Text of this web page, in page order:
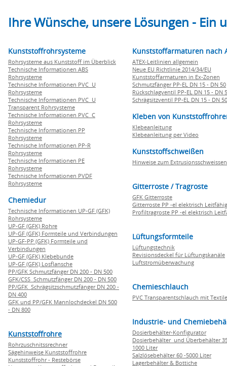
Ihre Wünsche, unsere Lösungen -
Kunststoffrohrsysteme
Rohrsysteme aus Kunststoff im Überblick
Technische Informationen ABS
Rohrsysteme
Technische Informationen PVC U
Rohrsysteme
Technische Informationen PVC U
Transparent Rohrsysteme
Technische Informationen PVC C
Rohrsysteme
Technische Informationen PP
Rohrsysteme
Technische Informationen PP-R
Rohrsysteme
Technische Informationen PE
Rohrsysteme
Technische Informationen PVDF
Rohrsysteme
Chemiedur
Technische Informationen UP-GF (GFK)
Rohrsysteme
UP-GF (GFK) Rohre
UP-GF (GFK) Formteile und Verbindungen
UP-GF-PP (GFK) Formteile und
Verbindungen
UP-GF (GFK) Klebebunde
UP-GF (GFK) Losflansche
PP/GFK Schmutzfänger DN 200 - DN 500
GFK/CSS Schmutzfänger DN 200 - DN 500
PP/GFK Schrägsitzschmutzfänger DN 200 -
DN 400
GFK und PP/GFK Mannlochdeckel DN 500
- DN 800
Kunststoffrohre
Rohrzuschnitssrechner
Sägehinweise Kunststoffrohre
Kunststoffrohr - Restebörse
Kunststoffarmaturen nach
ATEX-Leitlinien allgemein
Neue EU Richtlinie 2014/34/EU
Kunststoffarmaturen in Ex-Zonen
Schmutzfänger PP-EL DN 15 - DN 50
Rückschlagventil PP-EL DN 15 - DN
Schrägsitzventil PP-EL DN 15 - DN 50
Kleben von
Klebeanleitung
Klebeanleitung per Video
Kunststoffschweißen
Hinweise zum Extrusionsschweissen
Gitterroste / Tragroste
GFK Gitterroste
Gitterroste PP -el elektrisch Leitfähig
Profiltragroste PP -el elektrisch
Lüftungsformteile
Lüftungstechnik
Revisionsdeckel für Lüftungskanäle
Luftstromüberwachung
Chemieschlauch
PVC Transparentschlauch mit
Industrie- und
Dosierbehälter-Konfigurator
Dosierbehälter und Überbehälter
1000 Liter
Salzlösebehälter 60 -5000 Liter
Lagerbehälter & Bottiche